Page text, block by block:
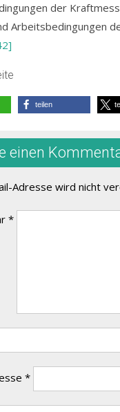
der
Arbeitsbedingungen
teilen
einen
Adresse wird nicht
*
*